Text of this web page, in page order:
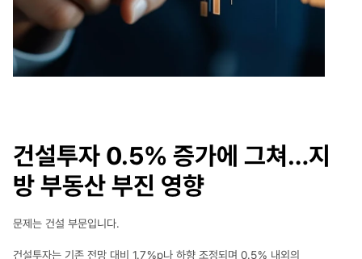
건설투자 0.5％ 증가에 그쳐…지
방 부동산 부진 영향
문제는 건설 부문입니다.
건설투자는 기존 전망 대비 1.7％p나 하향 조정되며 0.5％ 내외의